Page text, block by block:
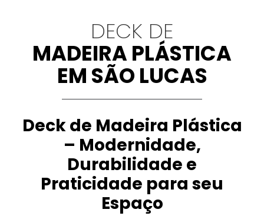
DECK DE
MADEIRA PLÁSTICA
EM SÃO LUCAS
Deck de Madeira Plástica
– Modernidade,
Durabilidade e
Praticidade para seu
Espaço